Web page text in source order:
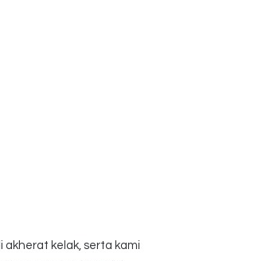
akherat kelak, serta kami